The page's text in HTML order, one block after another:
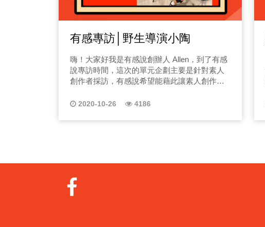
有感專訪│野生導演小陶
嗨！大家好我是有感說創辦人 Allen，到了有感
說專訪時間，這次的單元企劃主要是針對素人
創作者採訪，有感說希望能藉此讓素人創作者
陶聊聊，小陶是一個野生導演兼攝影兼製片，
2020-10-26 4186